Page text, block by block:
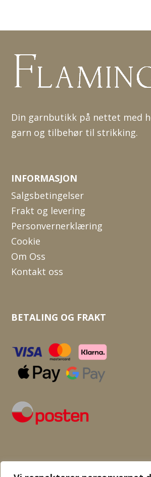
Din garnbutikk på nettet med
garn og tilbehør til strikking.
INFORMASJON
Salgsbetingelser
Frakt og levering
Personvernerklæring
Cookie
Om Oss
Kontakt oss
BETALING OG FRAKT
SOSIALE MEDIER